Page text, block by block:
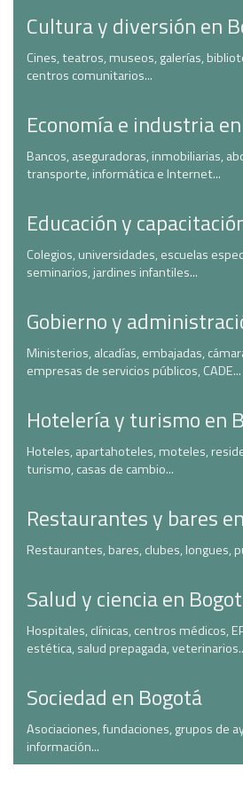
Cultura y diversión en
Cines, teatros, museos, galerías,
centros comunitarios...
Economía e industria
Bancos, aseguradoras, inmobiliarias,
transporte, informática e Internet...
Educación y
Colegios, universidades, escuelas
seminarios, jardines infantiles...
Gobierno y
Ministerios, alcadías, embajadas,
empresas de servicios públicos, CADE...
Hotelería y turismo en
Hoteles, apartahoteles, moteles,
turismo, casas de cambio...
Restaurantes y bares
Restaurantes, bares, clubes, longues,
Salud y ciencia en
Hospitales, clínicas, centros médicos,
estética, salud prepagada,
Sociedad en Bogotá
Asociaciones, fundaciones, grupos de
información...